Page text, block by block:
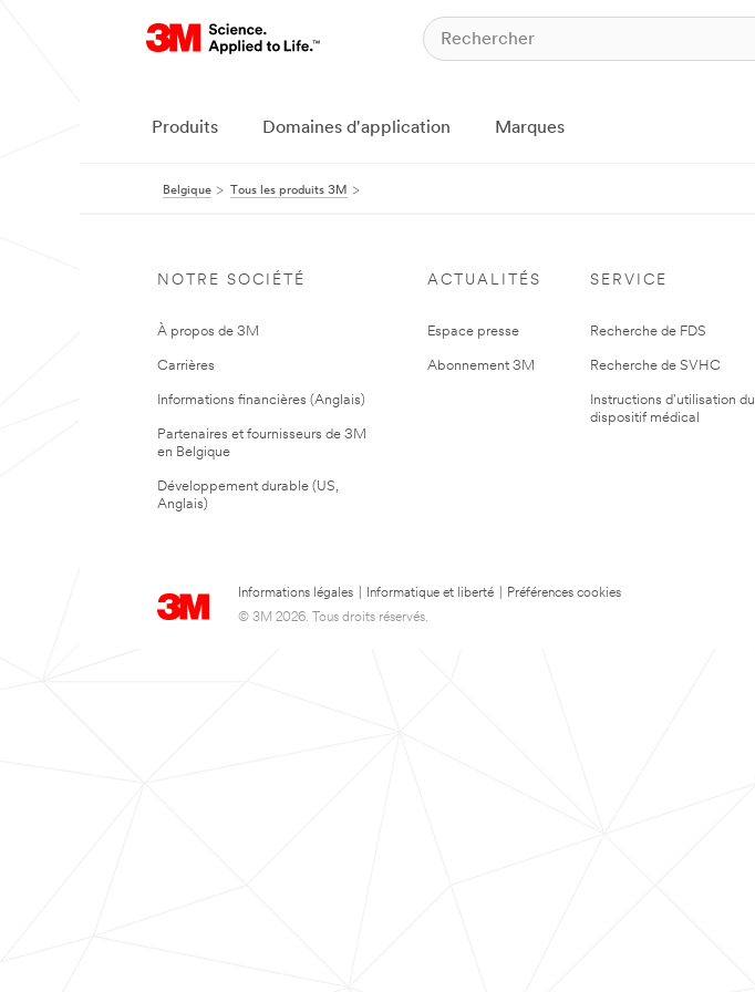
Produits Domaines d'application Marques
Belgique Tous les produits 3M
NOTRE SOCIÉTÉ
À propos de 3M
Carrières
Informations financières (Anglais)
Partenaires et fournisseurs de 3M
en Belgique
Développement durable (US,
Anglais)
ACTUALITÉS
Espace presse
Abonnement 3M
SERVICE
Recherche de FDS
Recherche de SVHC
Instructions d'utilisation du
dispositif médical
Informations légales Informatique et liberté
Préférences cookies
© 3M 2026. Tous droits réservés.